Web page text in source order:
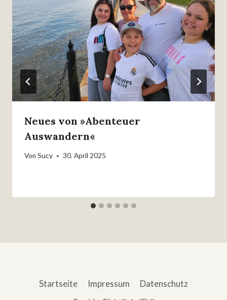
Neues von »Abenteuer
Auswandern«
Von Sucy 30. April 2025
Startseite Impressum
Datenschutz